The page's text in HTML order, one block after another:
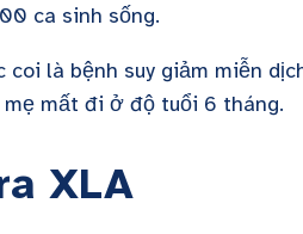
ca sinh sống.
là bệnh suy giảm miễn
mất đi ở độ tuổi 6 tháng.
XLA